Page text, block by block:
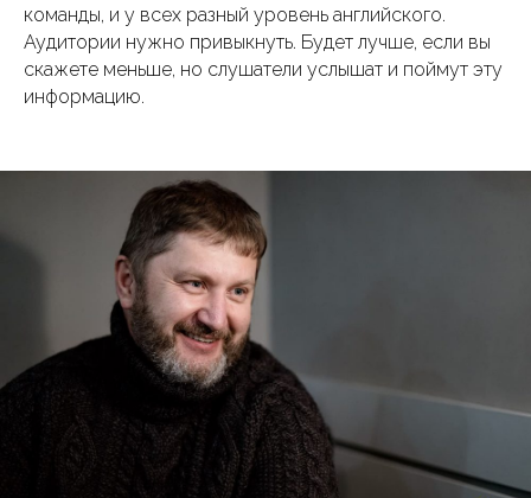
команды, и у всех разный уровень английского.
Аудитории нужно привыкнуть. Будет лучше, если вы
скажете меньше, но слушатели услышат и поймут эту
информацию.